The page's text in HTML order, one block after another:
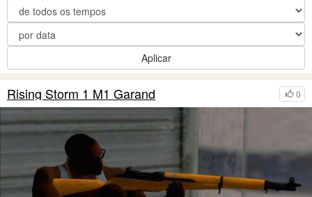
Aplicar
0
Rising Storm 1 M1 Garand